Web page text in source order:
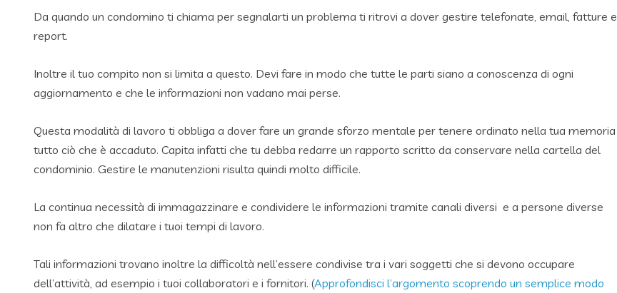
Da quando un condomino ti chiama per segnalarti un problema ti ritrovi a dover gestire telefonate, email, fatture e
report.
Inoltre il tuo compito non si limita a questo. Devi fare in modo che tutte le parti siano a conoscenza di ogni
aggiornamento e che le informazioni non vadano mai perse.
Questa modalità di lavoro ti obbliga a dover fare un grande sforzo mentale per tenere ordinato nella tua memoria
tutto ciò che è accaduto. Capita infatti che tu debba redarre un rapporto scritto da conservare nella cartella del
condominio. Gestire le manutenzioni risulta quindi molto difficile.
La continua necessità di immagazzinare e condividere le informazioni tramite canali diversi e a persone diverse
non fa altro che dilatare i tuoi tempi di lavoro.
Tali informazioni trovano inoltre la difficoltà nell’essere condivise tra i vari soggetti che si devono occupare
dell’attività, ad esempio i tuoi collaboratori e i fornitori. (Approfondisci l’argomento scoprendo un semplice modo